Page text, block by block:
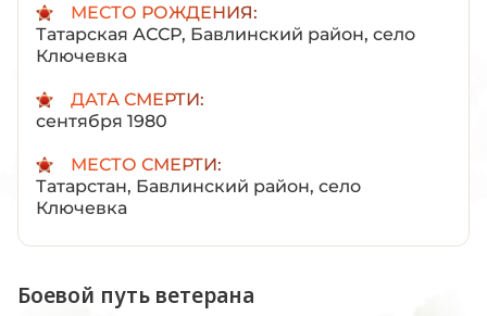
МЕСТО РОЖДЕНИЯ:
Татарская АССР, Бавлинский район, село
Ключевка
ДАТА СМЕРТИ:
сентября 1980
МЕСТО СМЕРТИ:
Татарстан, Бавлинский район, село
Ключевка
Боевой путь ветерана